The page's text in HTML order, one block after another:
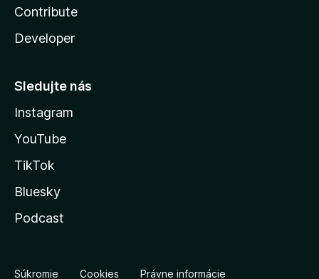
Contribute
Developer
Sledujte nás
Instagram
YouTube
TikTok
Bluesky
Podcast
Súkromie Cookies Právne informácie